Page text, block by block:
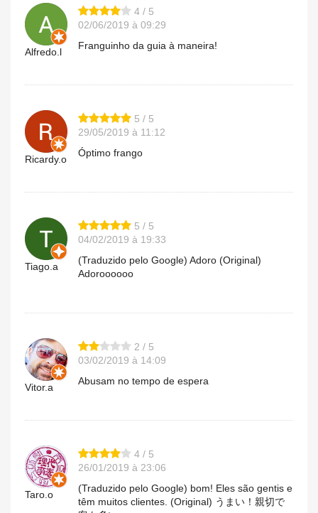
Alfredo.l
4 / 5
02/06/2019 à 09:29
Franguinho da guia à maneira!
Ricardy.o
5 / 5
29/05/2019 à 11:12
Óptimo frango
Tiago.a
5 / 5
04/02/2019 à 19:33
(Traduzido pelo Google) Adoro (Original)
Adoroooooo
Vitor.a
2 / 5
03/02/2019 à 14:09
Abusam no tempo de espera
Taro.o
4 / 5
26/01/2019 à 23:06
(Traduzido pelo Google) bom! Eles são gentis e
têm muitos clientes. (Original) うまい！親切で